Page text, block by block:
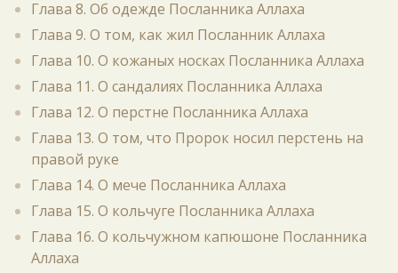
Глава 8. Об одежде Посланника Аллаха
Глава 9. О том, как жил Посланник Аллаха
Глава 10. О кожаных носках Посланника Аллаха
Глава 11. О сандалиях Посланника Аллаха
Глава 12. О перстне Посланника Аллаха
Глава 13. О том, что Пророк носил перстень на
правой руке
Глава 14. О мече Посланника Аллаха
Глава 15. О кольчуге Посланника Аллаха
Глава 16. О кольчужном капюшоне Посланника
Аллаха